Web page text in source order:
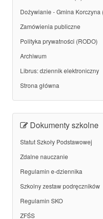
Dożywianie - Gmina Korczyna
Zamówienia publiczne
Polityka prywatności (RODO)
Archiwum
Librus: dziennik elektroniczny
Strona główna
Dokumenty szkolne
Statut Szkoły Podstawowej
Zdalne nauczanie
Regulamin e-dziennika
Szkolny zestaw podręczników
Regulamin SKO
ZFŚS